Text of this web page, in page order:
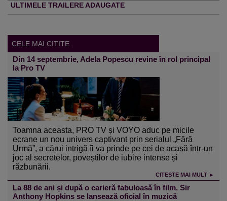
ULTIMELE TRAILERE ADAUGATE
CELE MAI CITITE
Din 14 septembrie, Adela Popescu revine în rol principal
la Pro TV
Toamna aceasta, PRO TV și VOYO aduc pe micile
ecrane un nou univers captivant prin serialul „Fără
Urmă”, a cărui intrigă îi va prinde pe cei de acasă într-un
joc al secretelor, poveștilor de iubire intense și
răzbunării.
CITESTE MAI MULT ►
La 88 de ani și după o carieră fabuloasă în film, Sir
Anthony Hopkins se lansează oficial în muzică